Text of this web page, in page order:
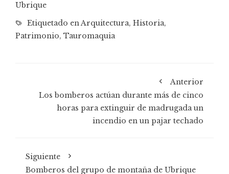
Ubrique
Etiquetado enArquitectura, Historia,
Patrimonio, Tauromaquia
Anterior
Los bomberos actúan durante más de cinco
horas para extinguir de madrugada un
incendio en un pajar techado
Siguiente
Bomberos del grupo de montaña de Ubrique